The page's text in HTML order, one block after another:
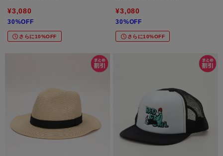
¥3,080
30%OFF
さらに10%OFF
¥3,080
30%OFF
さらに10%OFF